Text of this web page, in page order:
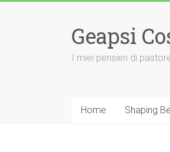
Geapsi
I miei pensieri di
Home Shaping